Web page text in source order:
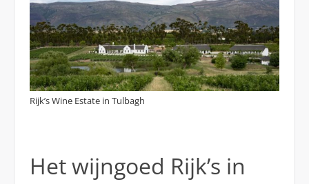
Rijk’s Wine Estate in Tulbagh
Het wijngoed Rijk’s in